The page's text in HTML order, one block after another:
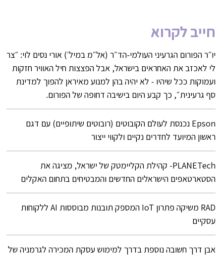
חייב לקרוא
יו״ר הפורום הגרעיני העולמי-הד״ר (אל״מ במיל׳) אורי נסים לוי: ״צר
לי לאכזב את האחראים בישראל, אבל הפצצות חיל האוויר חזקות
ועמוקות ככל שיהיו - לא יהיה בהן למנוע מאיראן להפוך למדינת
סף גרעינית״, כך קבע היום בישיבה דחופה של הפורום.
Epson נכנסת לעולם הקובוטים (רובוטים שיתופיים) עם דגם
ראשון המיועד לחדרים נקיים ולקווי ייצור
PLANETech- קהילת הקליימטק של ישראל, מציגה את
הסטארטאפים הישראלים החדשים והמבטיחים בתחום האקלים
RAD משיקה פתרון IoT המספק תובנות מבוססות AI ללקוחות
עסקיים
אבן דרך חשובה נוספת בדרך למימוש עסקת המכירה לגרמניה של